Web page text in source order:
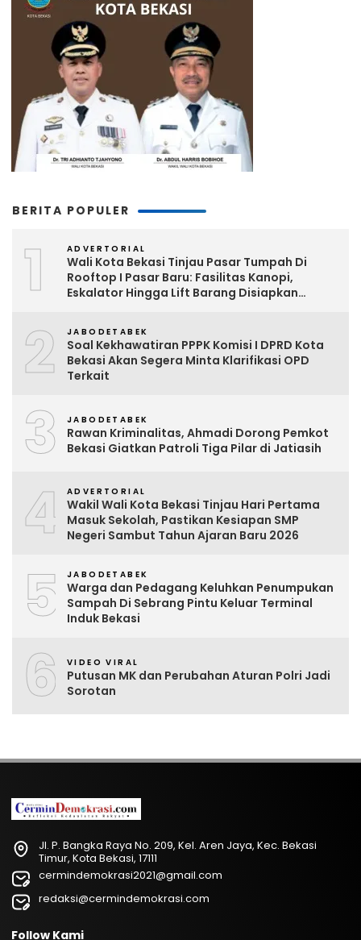
BERITA POPULER
1 ADVERTORIAL
Wali Kota Bekasi Tinjau Pasar Tumpah Di
Rooftop I Pasar Baru: Fasilitas Kanopi,
Eskalator Hingga Lift Barang Disiapkan
2 JABODETABEK
Soal Kekhawatiran PPPK Komisi I DPRD Kota
Bekasi Akan Segera Minta Klarifikasi OPD
Terkait
3 JABODETABEK
Rawan Kriminalitas, Ahmadi Dorong Pemkot
Bekasi Giatkan Patroli Tiga Pilar di Jatiasih
4 ADVERTORIAL
Wakil Wali Kota Bekasi Tinjau Hari Pertama
Masuk Sekolah, Pastikan Kesiapan SMP
Negeri Sambut Tahun Ajaran Baru 2026
5 JABODETABEK
Warga dan Pedagang Keluhkan Penumpukan
Sampah Di Sebrang Pintu Keluar Terminal
Induk Bekasi
6 VIDEO VIRAL
Putusan MK dan Perubahan Aturan Polri Jadi
Sorotan
Jl. P. Bangka Raya No. 209, Kel. Aren Jaya, Kec. Bekasi
Timur, Kota Bekasi, 17111
cermindemokrasi2021@gmail.com
redaksi@cermindemokrasi.com
Follow Kami